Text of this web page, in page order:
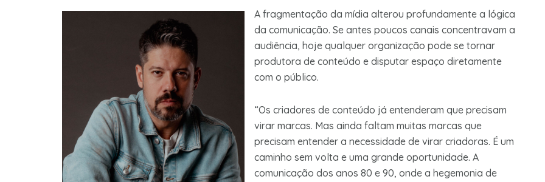
A fragmentação da mídia alterou profundamente a lógica
da comunicação. Se antes poucos canais concentravam a
audiência, hoje qualquer organização pode se tornar
produtora de conteúdo e disputar espaço diretamente
com o público.
“Os criadores de conteúdo já entenderam que precisam
virar marcas. Mas ainda faltam muitas marcas que
precisam entender a necessidade de virar criadoras. É um
caminho sem volta e uma grande oportunidade. A
comunicação dos anos 80 e 90, onde a hegemonia de